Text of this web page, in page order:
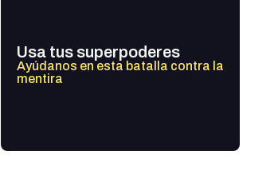
Usa tus superpoderes
Ayúdanos en esta batalla contra la
mentira